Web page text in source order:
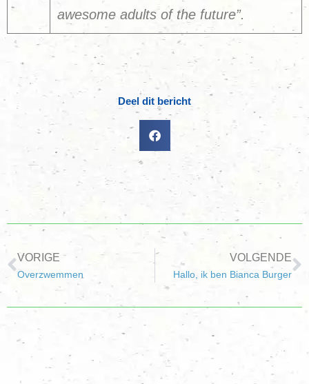
awesome adults of the future”.
Deel dit bericht
VORIGE
Overzwemmen
VOLGENDE
Hallo, ik ben Bianca Burger